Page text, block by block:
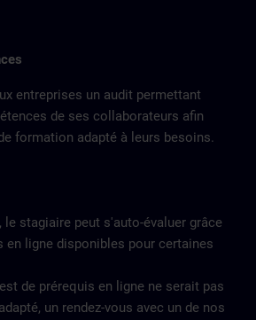
entreprises un audit permettant
de ses collaborateurs afin
formation adapté à leurs besoins.
stagiaire peut s'auto-évaluer grâce
en ligne disponibles pour certaines
de prérequis en ligne ne serait pas
un rendez-vous avec un de nos